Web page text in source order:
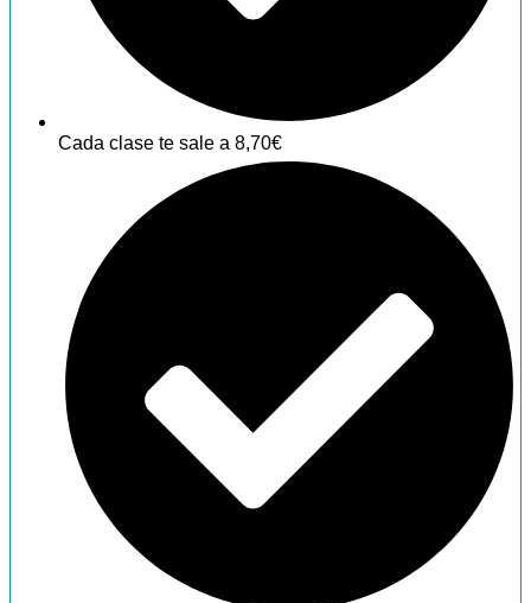
Cada clase te sale a 8,70€